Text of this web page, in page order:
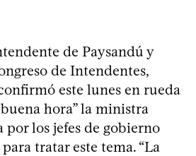
de Paysandú y
de Intendentes,
este lunes en rueda
hora” la ministra
los jefes de gobierno
tratar este tema. “La